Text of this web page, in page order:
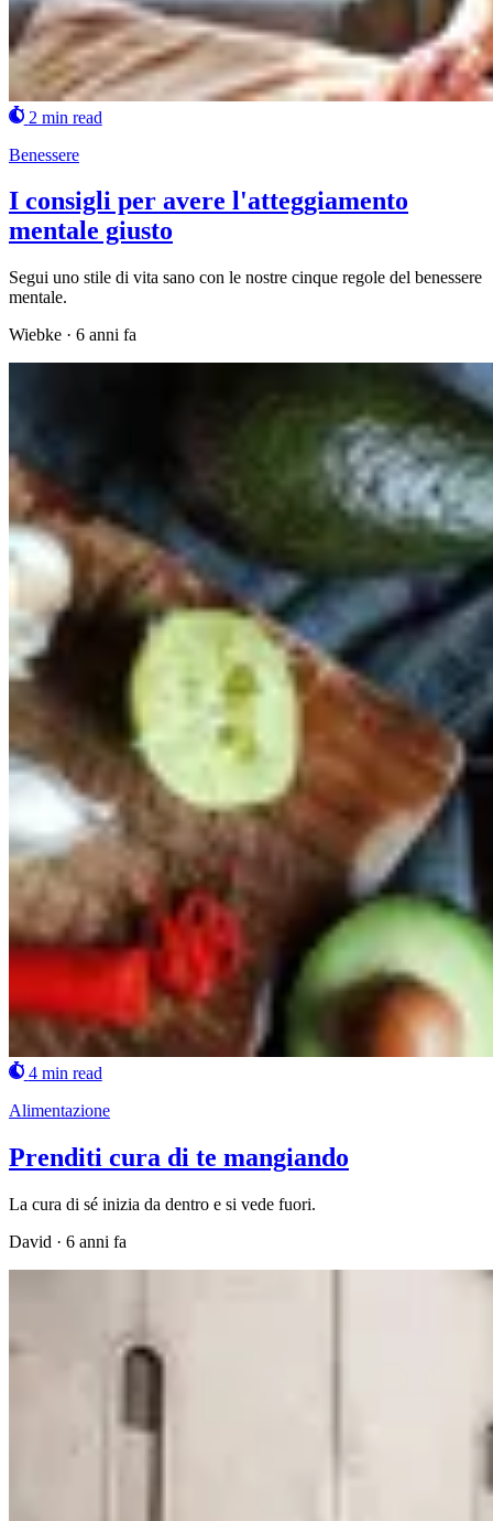
2 min read
Benessere
I consigli per avere l'atteggiamento
mentale giusto
Segui uno stile di vita sano con le nostre cinque regole del benessere
mentale.
Wiebke · 6 anni fa
4 min read
Alimentazione
Prenditi cura di te mangiando
La cura di sé inizia da dentro e si vede fuori.
David · 6 anni fa